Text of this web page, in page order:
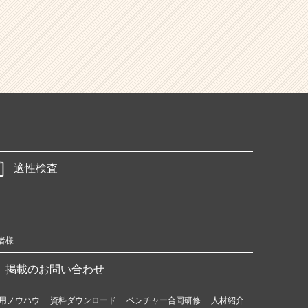
適性検査
様
掲載のお問い合わせ
ノウハウ 資料ダウンロード ベンチャー合同研修 人材紹介